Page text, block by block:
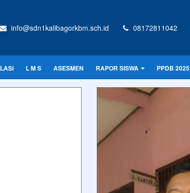
info@sdn1kalibagorkbm.sch.id 08172811042
L M S ASESMEN RAPOR SISWA PPDB 2025